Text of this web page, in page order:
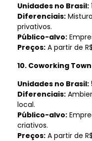
Unidades no Brasil:
Diferenciais:
privativos.
Público-alvo:
Preços: A partir de
10. Coworking
Unidades no Brasil:
Diferenciais:
local.
Público-alvo:
criativos.
Preços: A partir de